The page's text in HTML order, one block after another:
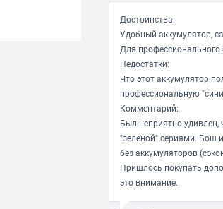
Достоинства:
Удобный аккумулятор,
Для профессионального
Недостатки:
Что этот аккумулятор
профессиональную
Комментарий:
Был неприятно
"зеленой" сериями. Бош
без аккумуляторов
Пришлось покупать
это внимание.